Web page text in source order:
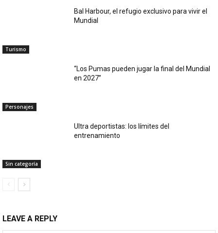
Turismo
Bal Harbour, el refugio exclusivo para vivir el
Mundial
Personajes
“Los Pumas pueden jugar la final del Mundial
en 2027”
Sin categoría
Ultra deportistas: los límites del
entrenamiento
LEAVE A REPLY